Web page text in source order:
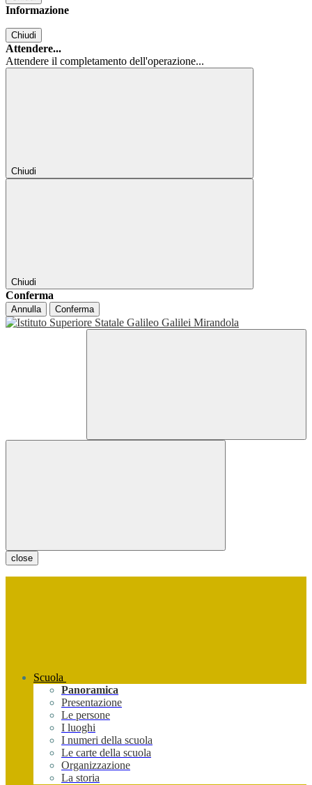
Informazione
Chiudi
Attendere...
Attendere il completamento dell'operazione...
Chiudi
Chiudi
Conferma
Annulla Conferma
close
Scuola
Panoramica
Presentazione
Le persone
I luoghi
I numeri della scuola
Le carte della scuola
Organizzazione
La storia